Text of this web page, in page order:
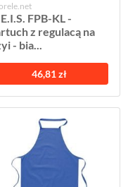
FPB-KL -
z regulacą na
- bia...
46,81 zł